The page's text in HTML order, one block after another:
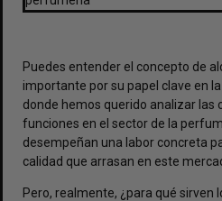
Puedes entender el concepto de
importante por su papel clave en
donde hemos querido analizar las
funciones en el sector de la
desempeñan una labor concreta
calidad que arrasan en este
Pero, realmente, ¿para qué sirven